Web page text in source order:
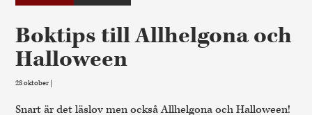
Boktips till Allhelgona och
Halloween
28 oktober |
Snart är det läslov men också Allhelgona och Halloween!